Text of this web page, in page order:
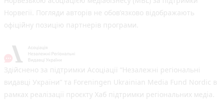
Норвегії. Погляди авторів не обов’язково відображають
офіційну позицію партнерів програми.
Здійснено за підтримки Асоціації “Незалежні регіональні
видавці України” та Foreningen Ukrainian Media Fund Nordic в
рамках реалізації проєкту Хаб підтримки регіональних медіа.